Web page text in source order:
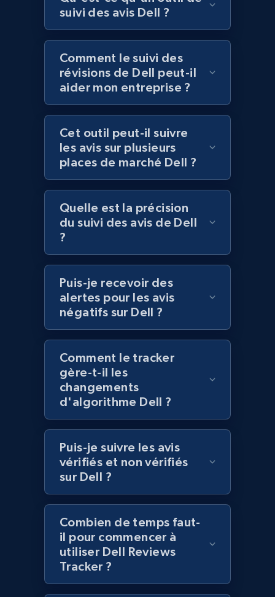
Best Buy products
URL, Product id, Title, Images, Final price,
Currency, Discount, Initial price, and more.
1.1K+ 149+ Commencer
Best Buy products - Collect data on
products using specified keywords
URL, Product id, Title, Images, Final price,
Currency, Discount, Initial price, and more.
1.1K+ 149+ Commencer
URL, Domain, Marketplace pn, Sku, Other pn,
Model number, Gtin ean pn, Product name, and
991+ 162+
specified keywords
URL, Domain, Marketplace pn, Sku, Other pn,
Model number, Gtin ean pn, Product name, and
991+ 162+ Commencer
Lowes.com - Collect records by category
URL, Domain, Marketplace pn, Sku, Other pn,
suivi des avis Dell ?
Comment le suivi des
révisions de Dell peut-il
aider mon entreprise ?
Cet outil peut-il suivre
les avis sur plusieurs
places de marché Dell ?
Quelle est la précision
du suivi des avis de Dell
?
Puis-je recevoir des
alertes pour les avis
négatifs sur Dell ?
Comment le tracker
gère-t-il les
changements
d'algorithme Dell ?
Puis-je suivre les avis
vérifiés et non vérifiés
sur Dell ?
Combien de temps faut-
il pour commencer à
utiliser Dell Reviews
Tracker ?